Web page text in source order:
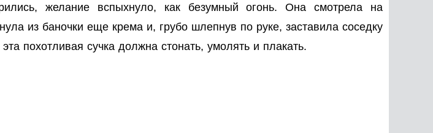
желание вспыхнуло, как безумный огонь. Она смотрела на
из баночки еще крема и, грубо шлепнув по руке, заставила соседку
похотливая сучка должна стонать, умолять и плакать.